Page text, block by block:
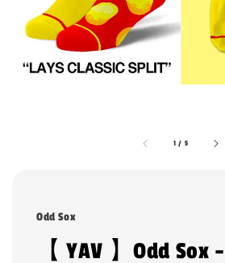
1 / 5
Odd Sox
【 YAV 】Odd Sox